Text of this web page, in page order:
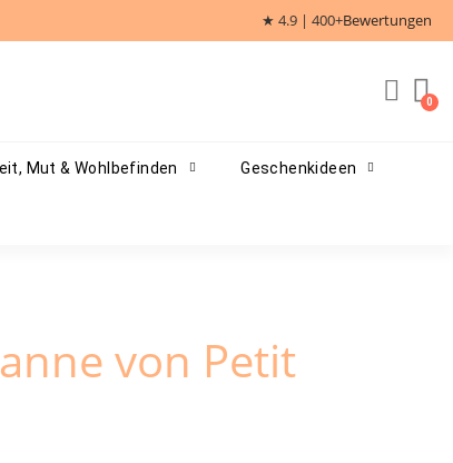
★ 4.9 | 400+Bewertungen
Mut & Wohlbefinden Geschenkideen
von Petit